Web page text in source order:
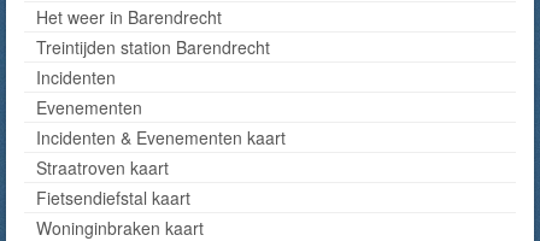
Het weer in Barendrecht
Treintijden station Barendrecht
Incidenten
Evenementen
Incidenten & Evenementen kaart
Straatroven kaart
Fietsendiefstal kaart
Woninginbraken kaart